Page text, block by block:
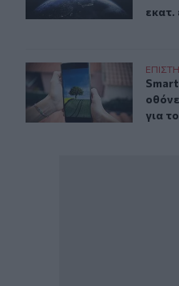
Smartphones: Οι
για